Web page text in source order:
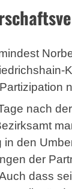
nach
in den
der
dass